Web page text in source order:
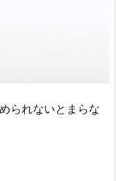
られないとまらな